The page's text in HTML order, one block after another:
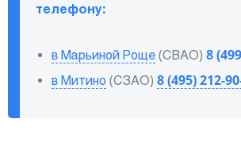
телефону:
в Марьиной Роще (СВАО) 8
в Митино (СЗАО) 8 (495) 212-